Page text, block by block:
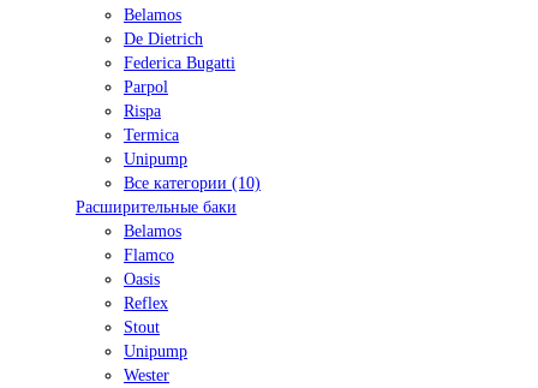
Belamos
De Dietrich
Federica Bugatti
Parpol
Rispa
Termica
Unipump
Все категории (10)
Расширительные баки
Belamos
Flamco
Oasis
Reflex
Stout
Unipump
Wester